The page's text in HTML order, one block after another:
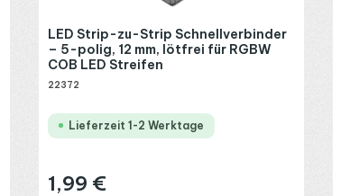
LED Strip-zu-Strip Schnellverbinder
– 5-polig, 12 mm, lötfrei für RGBW
COB LED Streifen
22372
Lieferzeit 1-2 Werktage
Regulärer Preis:
1,99 €